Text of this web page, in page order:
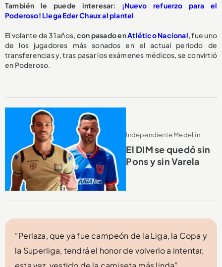
También le puede interesar: ¡Nuevo refuerzo para el
Poderoso! Llega Eder Chaux al plantel
El volante de 31 años, con pasado enAtlético Nacional,fue uno
de los jugadores más sonados en el actual periodo de
transferencias y, tras pasar los exámenes médicos, se convirtió
en Poderoso.
Independiente Medellín
El DIM se quedó sin
Pons y sin Varela
“Perlaza, que ya fue campeón de la Liga, la Copa y
la Superliga, tendrá el honor de volverlo a intentar,